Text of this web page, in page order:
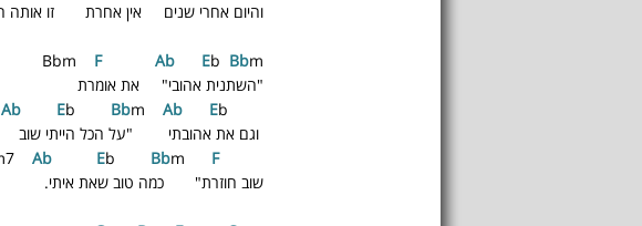
והיום אחרי שנים אין אחרת זו אותה
Bbm F Ab Eb Bbm
"השתנית אהובי" את אומרת
b Eb Bbm Ab Eb
וגם את אהובתי "על הכל הייתי שוב
Bb
Ab Eb Bbm
F
שוב חוזרת" כמה טוב שאת איתי.